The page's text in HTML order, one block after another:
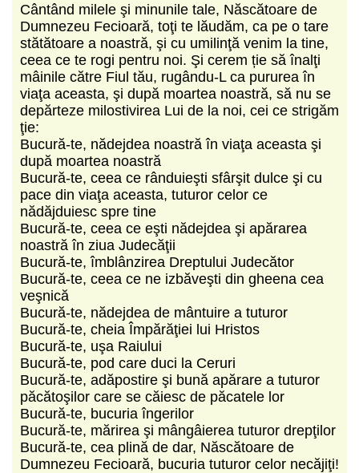
Cântând milele şi minunile tale, Născătoare de
Dumnezeu Fecioară, toţi te lăudăm, ca pe o tare
stătătoare a noastră, şi cu umilinţă venim la tine,
ceea ce te rogi pentru noi. Şi cerem ție să înalţi
mâinile către Fiul tău, rugându-L ca pururea în
viaţa aceasta, şi după moartea noastră, să nu se
depărteze milostivirea Lui de la noi, cei ce strigăm
ţie:
Bucură-te, nădejdea noastră în viaţa aceasta şi
după moartea noastră
Bucură-te, ceea ce rânduieşti sfârşit dulce şi cu
pace din viaţa aceasta, tuturor celor ce
nădăjduiesc spre tine
Bucură-te, ceea ce eşti nădejdea şi apărarea
noastră în ziua Judecăţii
Bucură-te, îmblânzirea Dreptului Judecător
Bucură-te, ceea ce ne izbăveşti din gheena cea
veşnică
Bucură-te, nădejdea de mântuire a tuturor
Bucură-te, cheia Împărăţiei lui Hristos
Bucură-te, uşa Raiului
Bucură-te, pod care duci la Ceruri
Bucură-te, adăpostire şi bună apărare a tuturor
păcătoşilor care se căiesc de păcatele lor
Bucură-te, bucuria îngerilor
Bucură-te, mărirea şi mângâierea tuturor drepţilor
Bucură-te, cea plină de dar, Născătoare de
Dumnezeu Fecioară, bucuria tuturor celor necăjiţi!